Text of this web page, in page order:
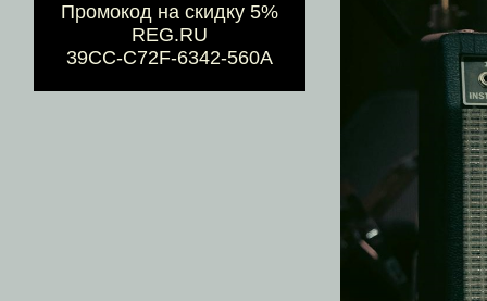
Промокод на скидку 5%
REG.RU
39CC-C72F-6342-560A